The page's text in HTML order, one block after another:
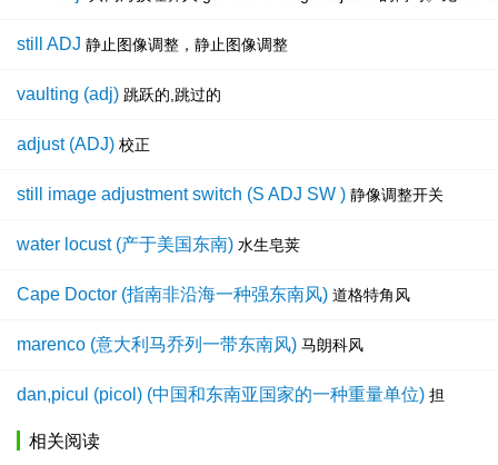
still ADJ 静止图像调整，静止图像调整
vaulting (adj) 跳跃的,跳过的
adjust (ADJ) 校正
still image adjustment switch (S ADJ SW ) 静像调整开关
water locust (产于美国东南) 水生皂荚
Cape Doctor (指南非沿海一种强东南风) 道格特角风
marenco (意大利马乔列一带东南风) 马朗科风
dan,picul (picol) (中国和东南亚国家的一种重量单位) 担
相关阅读